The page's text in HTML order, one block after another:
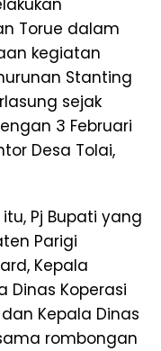
Torue dalam
kegiatan
Stanting
sejak
3 Februari
Desa Tolai,
Pj Bupati yang
Parigi
Kepala
Dinas Koperasi
Kepala Dinas
rombongan